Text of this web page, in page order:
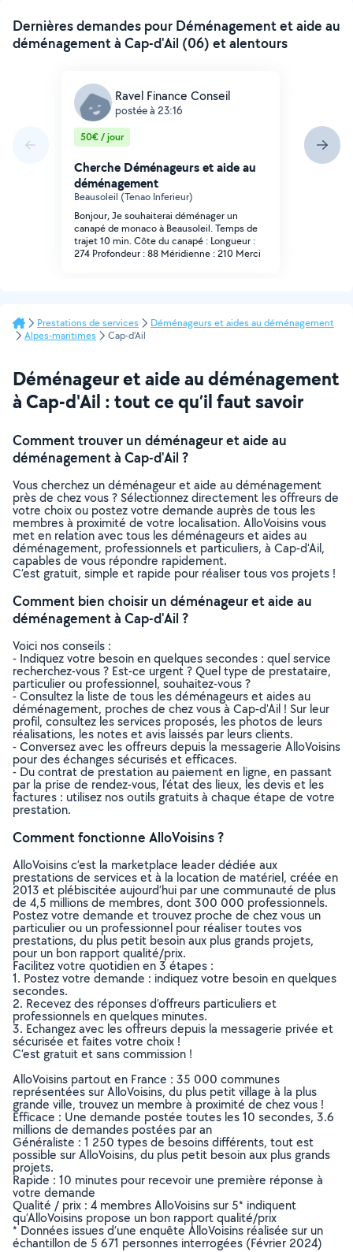
Dernières demandes pour Déménagement et aide au
déménagement à Cap-d'Ail (06) et alentours
Ravel Finance Conseil
postée à 23:16
50€ / jour
Cherche Déménageurs et aide au
déménagement
Beausoleil (Tenao Inferieur)
Bonjour, Je souhaiterai déménager un
canapé de monaco à Beausoleil. Temps de
trajet 10 min. Côte du canapé : Longueur :
274 Profondeur : 88 Méridienne : 210 Merci
Prestations de services
Déménageurs et aides au déménagement
Alpes-maritimes
Cap-d'Ail
Déménageur et aide au déménagement
à Cap-d'Ail : tout ce qu’il faut savoir
Comment trouver un déménageur et aide au
déménagement à Cap-d'Ail ?
Vous cherchez un déménageur et aide au déménagement
près de chez vous ? Sélectionnez directement les offreurs de
votre choix ou postez votre demande auprès de tous les
membres à proximité de votre localisation. AlloVoisins vous
met en relation avec tous les déménageurs et aides au
déménagement, professionnels et particuliers, à Cap-d'Ail,
capables de vous répondre rapidement.
C’est gratuit, simple et rapide pour réaliser tous vos projets !
Comment bien choisir un déménageur et aide au
déménagement à Cap-d'Ail ?
Voici nos conseils :
- Indiquez votre besoin en quelques secondes : quel service
recherchez-vous ? Est-ce urgent ? Quel type de prestataire,
particulier ou professionnel, souhaitez-vous ?
- Consultez la liste de tous les déménageurs et aides au
déménagement, proches de chez vous à Cap-d'Ail ! Sur leur
profil, consultez les services proposés, les photos de leurs
réalisations, les notes et avis laissés par leurs clients.
- Conversez avec les offreurs depuis la messagerie AlloVoisins
pour des échanges sécurisés et efficaces.
- Du contrat de prestation au paiement en ligne, en passant
par la prise de rendez-vous, l’état des lieux, les devis et les
factures : utilisez nos outils gratuits à chaque étape de votre
prestation.
Comment fonctionne AlloVoisins ?
AlloVoisins c’est la marketplace leader dédiée aux
prestations de services et à la location de matériel, créée en
2013 et plébiscitée aujourd’hui par une communauté de plus
de 4,5 millions de membres, dont 300 000 professionnels.
Postez votre demande et trouvez proche de chez vous un
particulier ou un professionnel pour réaliser toutes vos
prestations, du plus petit besoin aux plus grands projets,
pour un bon rapport qualité/prix.
Facilitez votre quotidien en 3 étapes :
1. Postez votre demande : indiquez votre besoin en quelques
secondes.
2. Recevez des réponses d’offreurs particuliers et
professionnels en quelques minutes.
3. Echangez avec les offreurs depuis la messagerie privée et
sécurisée et faites votre choix !
C’est gratuit et sans commission !
AlloVoisins partout en France : 35 000 communes
représentées sur AlloVoisins, du plus petit village à la plus
grande ville, trouvez un membre à proximité de chez vous !
Efficace : Une demande postée toutes les 10 secondes, 3.6
millions de demandes postées par an
Généraliste : 1 250 types de besoins différents, tout est
possible sur AlloVoisins, du plus petit besoin aux plus grands
projets.
Rapide : 10 minutes pour recevoir une première réponse à
votre demande
Qualité / prix : 4 membres AlloVoisins sur 5* indiquent
qu’AlloVoisins propose un bon rapport qualité/prix
* Données issues d’une enquête AlloVoisins réalisée sur un
échantillon de 5 671 personnes interrogées (Février 2024)